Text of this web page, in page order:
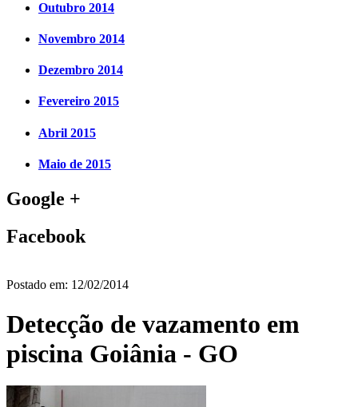
Outubro 2014
Novembro 2014
Dezembro 2014
Fevereiro 2015
Abril 2015
Maio de 2015
Google +
Facebook
Postado em: 12/02/2014
Detecção de vazamento em
piscina Goiânia - GO